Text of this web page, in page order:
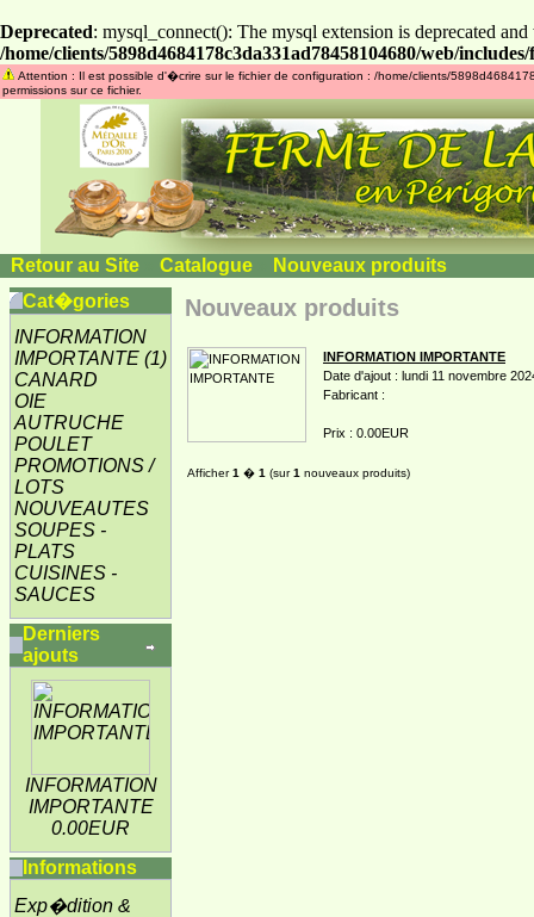
Deprecated: mysql_connect(): The mysql extension is deprecated
/home/clients/5898d4684178c3da331ad78458104680/web/
Attention : Il est possible d'�crire sur le fichier de configuration : /home/clients/
permissions sur ce fichier.
Retour au Site Catalogue
Nouveaux produits
Cat�gories
INFORMATION
IMPORTANTE (1)
CANARD
OIE
AUTRUCHE
POULET
PROMOTIONS /
LOTS
NOUVEAUTES
SOUPES -
PLATS
CUISINES -
SAUCES
Derniers
ajouts
INFORMATION
IMPORTANTE
0.00EUR
Informations
Exp�dition &
Nouveaux produits
INFORMATION IMPORTANTE
Date d'ajout : lundi 11 novembre
Fabricant :
Prix : 0.00EUR
Afficher1 � 1 (sur1 nouveaux produits)